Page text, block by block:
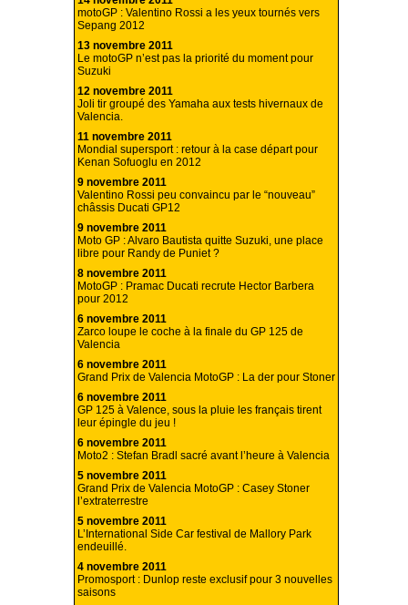
motoGP : Valentino Rossi a les yeux tournés vers
Sepang 2012
13 novembre 2011
Le motoGP n’est pas la priorité du moment pour
Suzuki
12 novembre 2011
Joli tir groupé des Yamaha aux tests hivernaux de
Valencia.
11 novembre 2011
Mondial supersport : retour à la case départ pour
Kenan Sofuoglu en 2012
9 novembre 2011
Valentino Rossi peu convaincu par le “nouveau”
châssis Ducati GP12
9 novembre 2011
Moto GP : Alvaro Bautista quitte Suzuki, une place
libre pour Randy de Puniet ?
8 novembre 2011
MotoGP : Pramac Ducati recrute Hector Barbera
pour 2012
6 novembre 2011
Zarco loupe le coche à la finale du GP 125 de
Valencia
6 novembre 2011
Grand Prix de Valencia MotoGP : La der pour Stoner
6 novembre 2011
GP 125 à Valence, sous la pluie les français tirent
leur épingle du jeu !
6 novembre 2011
Moto2 : Stefan Bradl sacré avant l’heure à Valencia
5 novembre 2011
Grand Prix de Valencia MotoGP : Casey Stoner
l’extraterrestre
5 novembre 2011
L’International Side Car festival de Mallory Park
endeuillé.
4 novembre 2011
Promosport : Dunlop reste exclusif pour 3 nouvelles
saisons